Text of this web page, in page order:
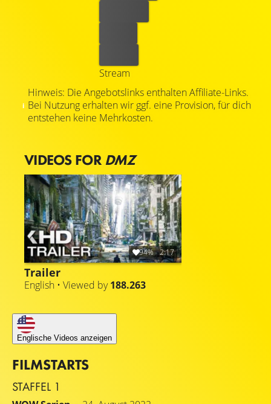
Stream
Hinweis: Die Angebotslinks enthalten Affiliate-Links.
Bei Nutzung erhalten wir ggf. eine Provision, für dich
entstehen keine Mehrkosten.
VIDEOS FORDMZ
94% 2:17
Trailer
English • Viewed by188.263
Englische Videos anzeigen
FILMSTARTS
STAFFEL 1